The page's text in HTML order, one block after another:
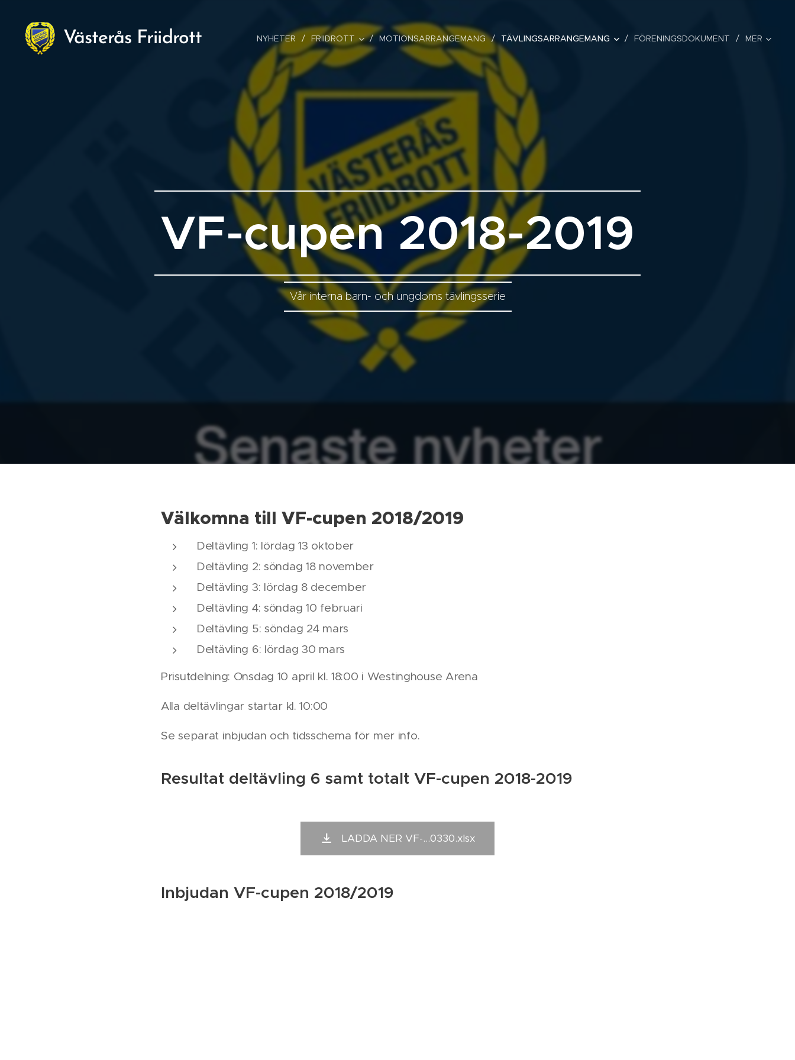
Västerås Friidrott NYHETER FRIIDROTT MOTIONSARRANGEMANG TÄVLINGSARRANGEMANG FÖRENINGSDOKUMENT MER
VF-cupen 2018-2019
Vår interna barn- och ungdoms tävlingsserie
Välkomna till VF-cupen 2018/2019
Deltävling 1: lördag 13 oktober
Deltävling 2: söndag 18 november
Deltävling 3: lördag 8 december
Deltävling 4: söndag 10 februari
Deltävling 5: söndag 24 mars
Deltävling 6: lördag 30 mars
Prisutdelning: Onsdag 10 april kl. 18:00 i Westinghouse Arena
Alla deltävlingar startar kl. 10:00
Se separat inbjudan och tidsschema för mer info.
Resultat deltävling 6 samt totalt VF-cupen 2018-2019
LADDA NER VF-...0330.xlsx
Inbjudan VF-cupen 2018/2019